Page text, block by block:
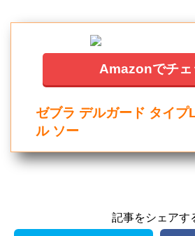
Amazonでチェ
ゼブラ デルガード タイプ
ル ソー
記事をシェアす